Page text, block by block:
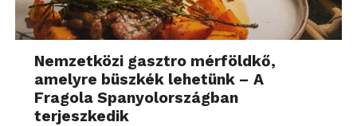
Nemzetközi gasztro mérföldkő,
amelyre büszkék lehetünk – A
Fragola Spanyolországban
terjeszkedik